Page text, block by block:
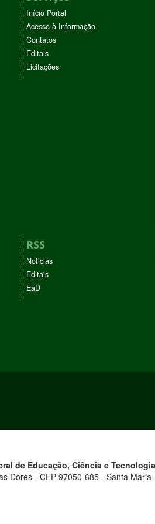
Início Portal
Acesso à Informação
Contatos
Editais
Licitações
RSS
Noticias
Editais
EaD
de Educação, Ciência e Tecnologia
Dores - CEP 97050-685 - Santa